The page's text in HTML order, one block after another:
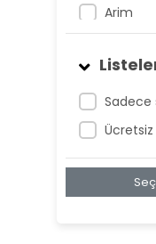
Arim
Atnis
Belan
Belay
Birta
Sadece